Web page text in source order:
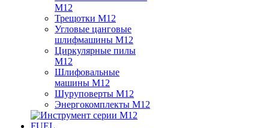
M12
Трещотки M12
Угловые цанговые
шлифмашины M12
Циркулярные пилы
M12
Шлифовальные
машины M12
Шуруповерты M12
Энергокомплекты M12